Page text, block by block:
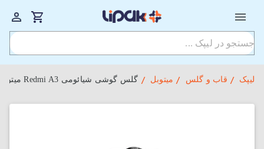
لیپک قاب و گلس میتوبل گلس گوشی شیائومی Redmi A3 میتوبل مدل Anti Static